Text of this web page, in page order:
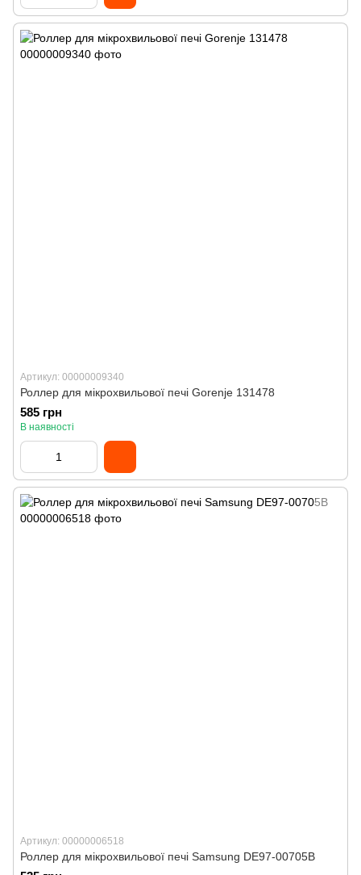
Артикул: 00000009340
Роллер для мікрохвильової печі Gorenje 131478
585 грн
В наявності
Артикул: 00000006518
Роллер для мікрохвильової печі Samsung DE97-00705B